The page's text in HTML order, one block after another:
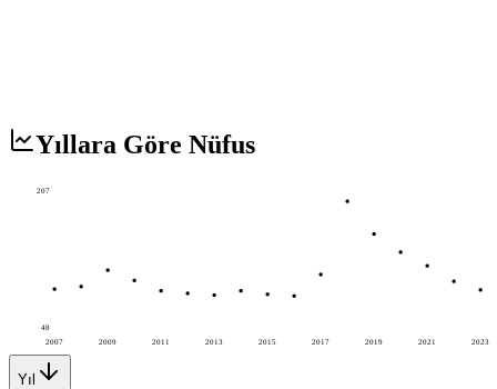
Yıllara Göre Nüfus
2007 2009 2011 2013 2015 2017 2019 2021 2023
207
48
Yıl